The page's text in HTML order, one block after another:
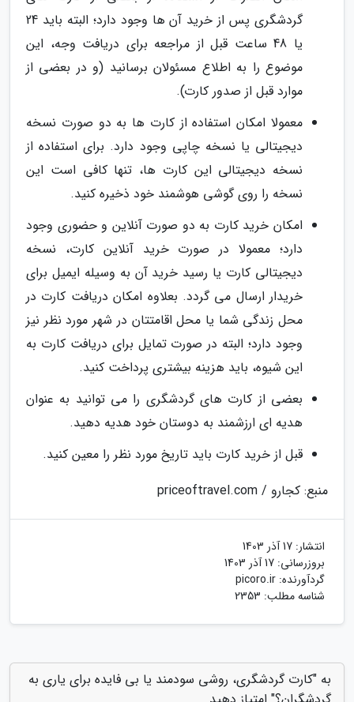
گردشگری پس از خرید آن ها وجود دارد؛ البته باید 24
یا 48 ساعت قبل از مراجعه برای دریافت وجه، این
موضوع را به اطلاع مسئولان برسانید (و در بعضی از
موارد قبل از صدور کارت).
معمولا امکان استفاده از کارت ها به دو صورت نسخه
دیجیتالی یا نسخه چاپی وجود دارد. برای استفاده از
نسخه دیجیتالی این کارت ها، تنها کافی است این
نسخه را روی گوشی هوشمند خود ذخیره کنید.
امکان خرید کارت به دو صورت آنلاین و حضوری وجود
دارد؛ معمولا در صورت خرید آنلاین کارت، نسخه
دیجیتالی کارت یا رسید خرید آن به وسیله ایمیل برای
خریدار ارسال می گردد. بعلاوه امکان دریافت کارت در
محل زندگی شما یا محل اقامتتان در شهر مورد نظر نیز
وجود دارد؛ البته در صورت تمایل برای دریافت کارت به
این شیوه، باید هزینه بیشتری پرداخت کنید.
بعضی از کارت های گردشگری را می توانید به عنوان
هدیه ای ارزشمند به دوستان خود هدیه دهید.
قبل از خرید کارت باید تاریخ مورد نظر را معین کنید.
منبع: کجارو / priceoftravel.com
انتشار: 17 آذر 1403
بروزرسانی: 17 آذر 1403
گردآورنده: picoro.ir
شناسه مطلب: 2353
به "کارت گردشگری، روشی سودمند یا بی فایده برای یاری به